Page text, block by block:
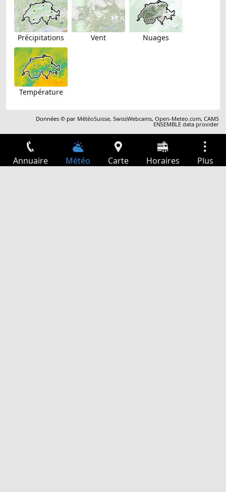
Précipitations Vent Nuages
Température
Données © par MétéoSuisse,SwissWebcams,Open-Meteo.com,CAMS
ENSEMBLE data provider
Annuaire Météo Carte Horaires Plus